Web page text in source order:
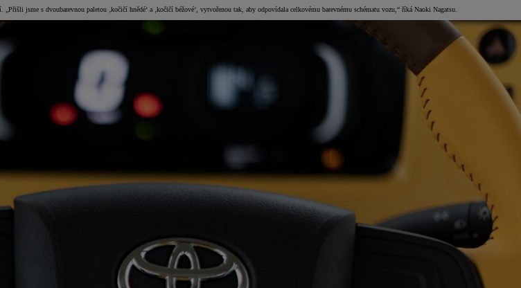
jsme s dvoubarevnou paletou ‚kočičí hnědé‘ a ‚kočičí béžové‘, vytvořenou tak, aby odpovídala celkovému barevnému schématu vozu,“ říká Naoki Nagatsu.